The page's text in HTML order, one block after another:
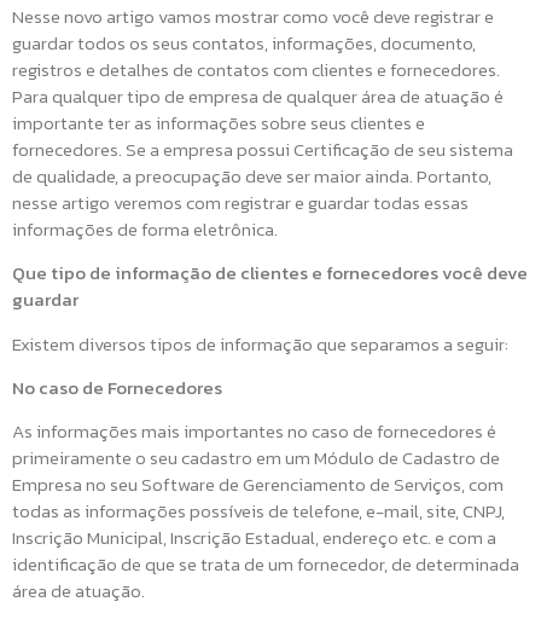
Nesse novo artigo vamos mostrar como você deve registrar e
guardar todos os seus contatos, informações, documento,
registros e detalhes de contatos com clientes e fornecedores.
Para qualquer tipo de empresa de qualquer área de atuação é
importante ter as informações sobre seus clientes e
fornecedores. Se a empresa possui Certificação de seu sistema
de qualidade, a preocupação deve ser maior ainda. Portanto,
nesse artigo veremos com registrar e guardar todas essas
informações de forma eletrônica.
Que tipo de informação de clientes e fornecedores você deve
guardar
Existem diversos tipos de informação que separamos a seguir:
No caso de Fornecedores
As informações mais importantes no caso de fornecedores é
primeiramente o seu cadastro em um Módulo de Cadastro de
Empresa no seu Software de Gerenciamento de Serviços, com
todas as informações possíveis de telefone, e-mail, site, CNPJ,
Inscrição Municipal, Inscrição Estadual, endereço etc. e com a
identificação de que se trata de um fornecedor, de determinada
área de atuação.